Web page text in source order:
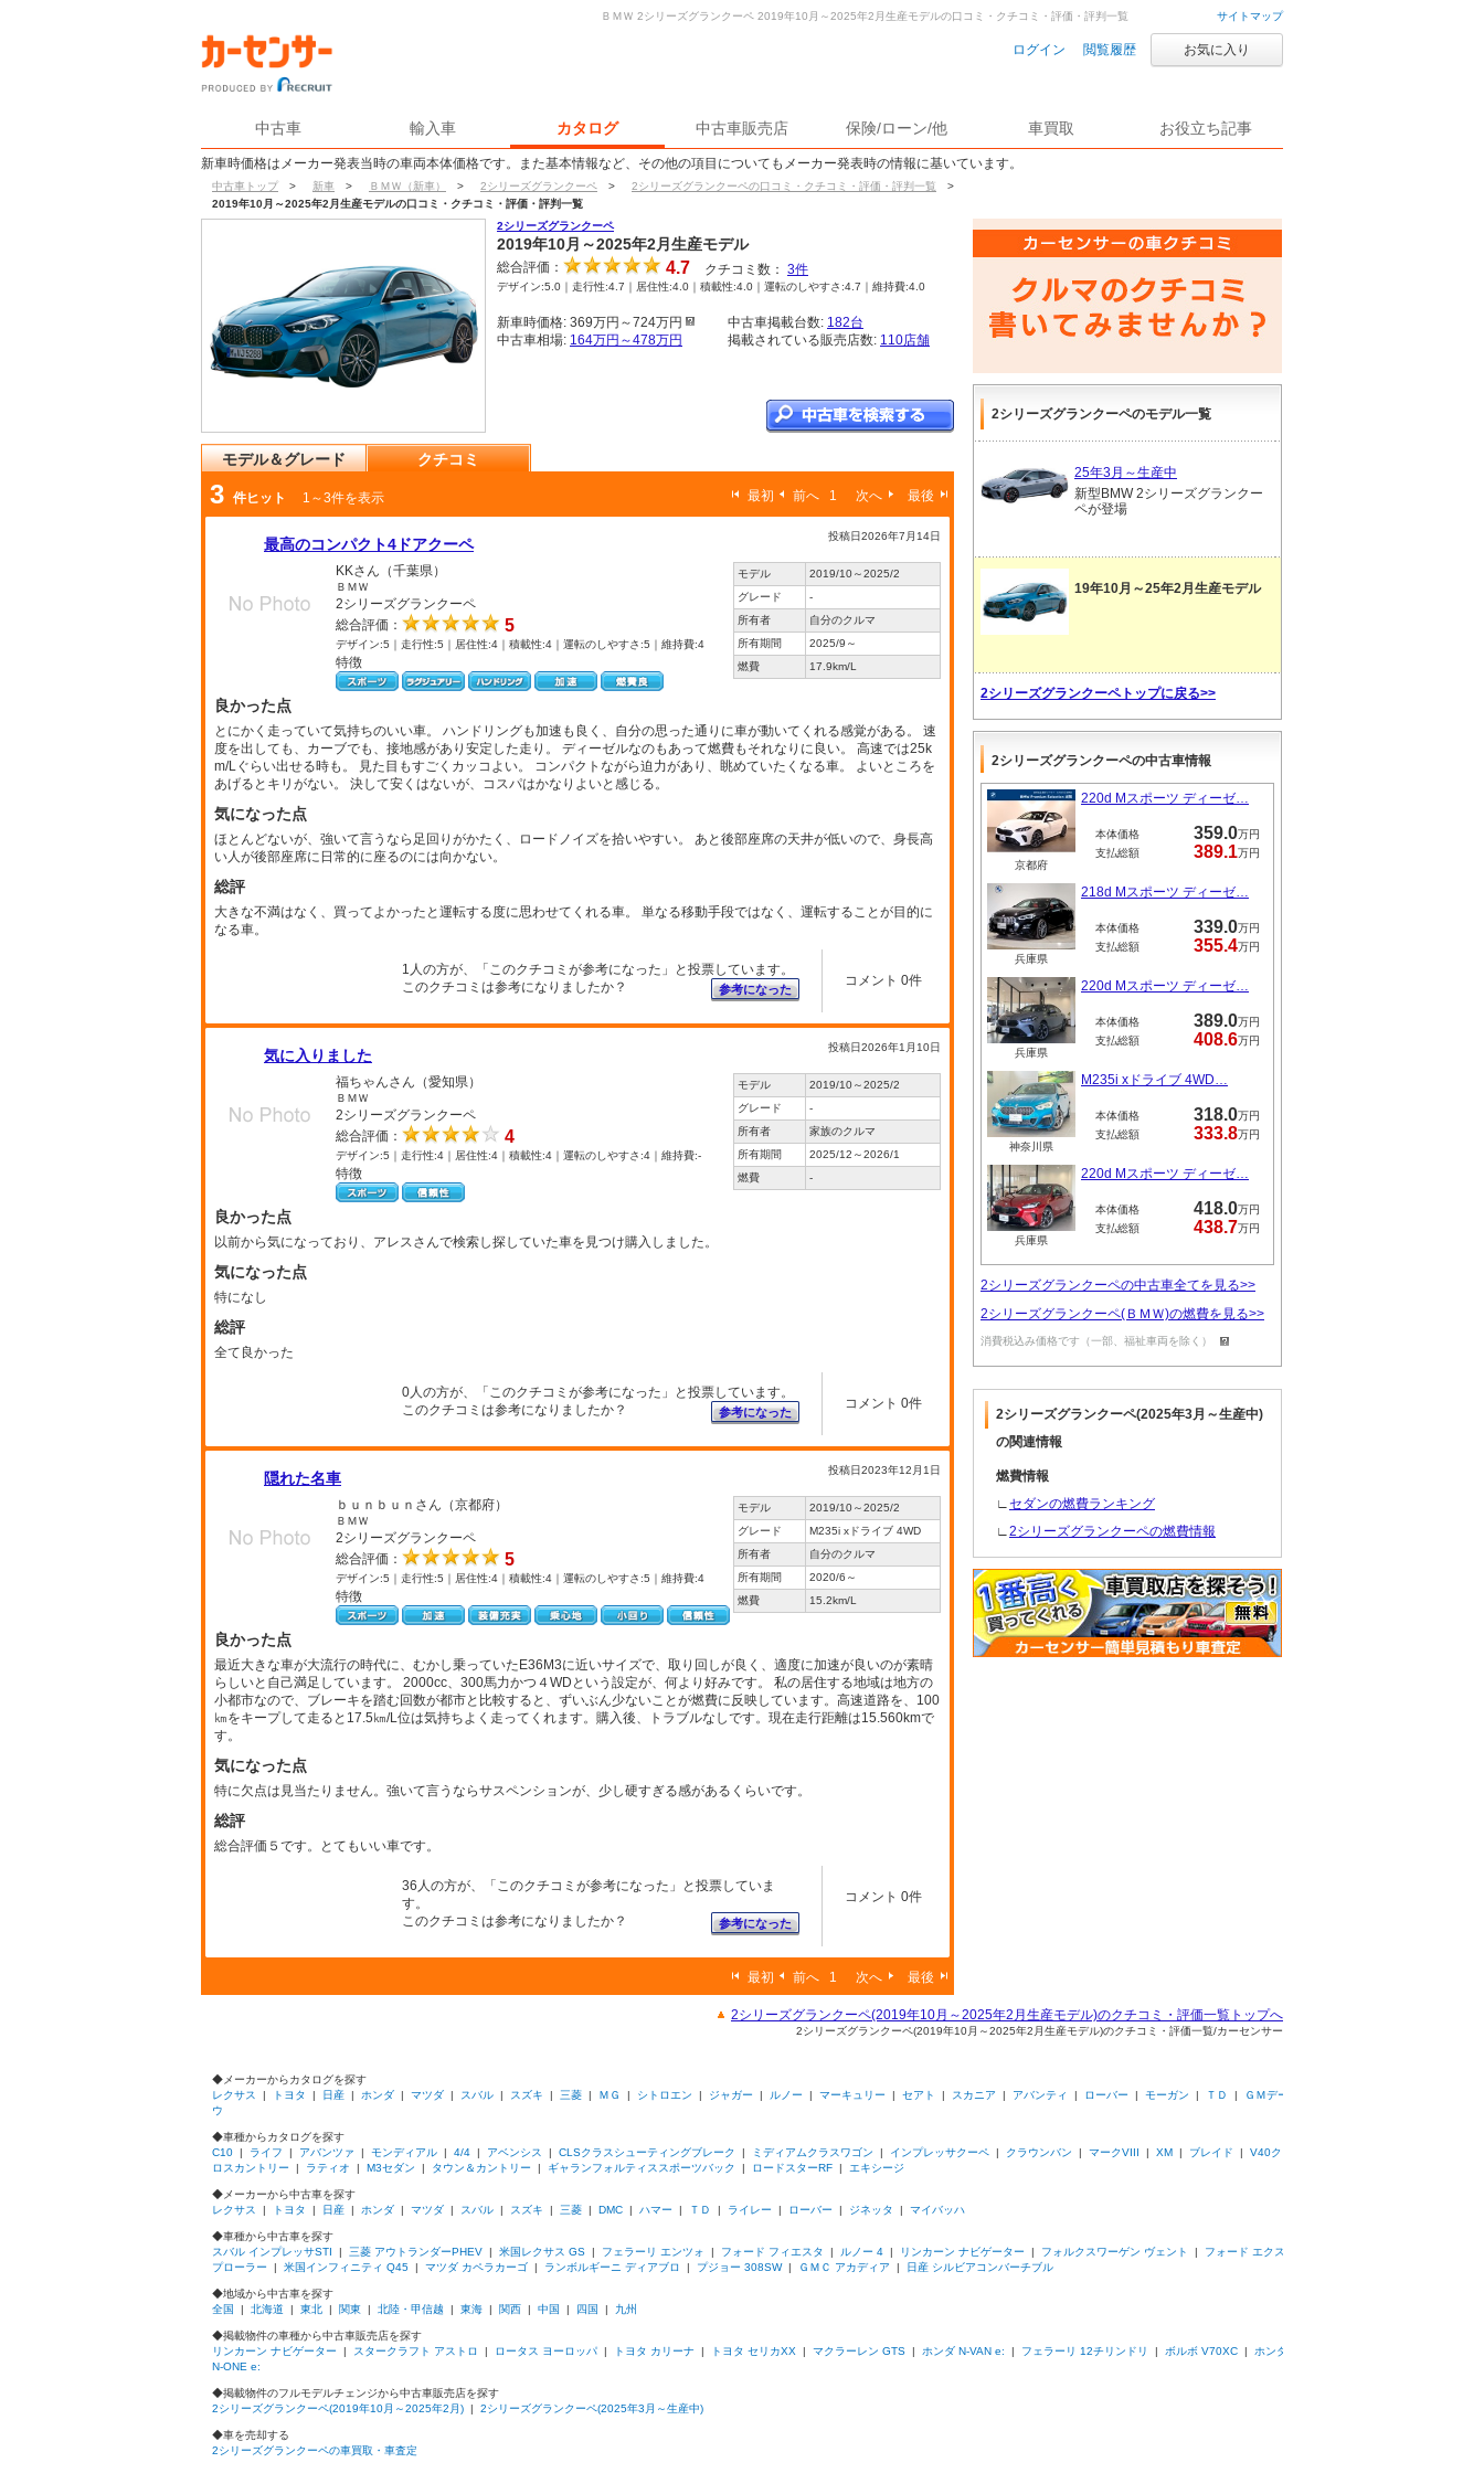
サイトマップ
ログイン 閲覧履歴 お気に入り
中古車 輸入車 カタログ 中古車販売店 保険/ローン/他 車買取 お役立ち記事
新車時価格はメーカー発表当時の車両本体価格です。また基本情報など、その他の項目についてもメーカー発表時の情報に基いています。
中古車トップ > 新車 > ＢＭＷ（新車） > 2シリーズグランクーペ > 2シリーズグランクーペの口コミ・クチコミ・評価・評判一覧
>
2019年10月～2025年2月生産モデルの口コミ・クチコミ・評価・評判一覧
ＢＭＷ 2シリーズグランクーペ 2019年10月～2025年2月生産モデルの口コミ・クチコミ・評価・評判一覧
2シリーズグランクーペ
2019年10月～2025年2月生産モデル
総合評価： 4.7 クチコミ数： 3件
デザイン:5.0｜走行性:4.7｜居住性:4.0｜積載性:4.0｜運転のしやすさ:4.7｜維持費:4.0
新車時価格: 369万円～724万円
中古車相場: 164万円～478万円
中古車掲載台数: 182台
掲載されている販売店数: 110店舗
モデル＆グレード クチコミ
3 件ヒット 1～3件を表示 最初 前へ 1 次へ 最後
最高のコンパクト4ドアクーペ 投稿日2026年7月14日
KKさん（千葉県）
ＢＭＷ
2シリーズグランクーペ
総合評価：
5
デザイン:5｜走行性:5｜居住性:4｜積載性:4｜運転のしやすさ:5｜維持費:4
特徴
モデル
2019/10～2025/2
グレード
-
所有者
自分のクルマ
所有期間
2025/9～
燃費
17.9km/L
良かった点
とにかく走っていて気持ちのいい車。 ハンドリングも加速も良く、自分の思った通りに車が動いてくれる感覚がある。 速
度を出しても、カーブでも、接地感があり安定した走り。 ディーゼルなのもあって燃費もそれなりに良い。 高速では25k
m/Lぐらい出せる時も。 見た目もすごくカッコよい。 コンパクトながら迫力があり、眺めていたくなる車。 よいところを
あげるとキリがない。 決して安くはないが、コスパはかなりよいと感じる。
気になった点
ほとんどないが、強いて言うなら足回りがかたく、ロードノイズを拾いやすい。 あと後部座席の天井が低いので、身長高
い人が後部座席に日常的に座るのには向かない。
総評
大きな不満はなく、買ってよかったと運転する度に思わせてくれる車。 単なる移動手段ではなく、運転することが目的に
なる車。
1人の方が、「このクチコミが参考になった」と投票しています。
このクチコミは参考になりましたか？
参考になった
コメント 0件
気に入りました 投稿日2026年1月10日
福ちゃんさん（愛知県）
ＢＭＷ
2シリーズグランクーペ
総合評価：
4
デザイン:5｜走行性:4｜居住性:4｜積載性:4｜運転のしやすさ:4｜維持費:-
特徴
モデル
2019/10～2025/2
グレード
-
所有者
家族のクルマ
所有期間
2025/12～2026/1
燃費
-
良かった点
以前から気になっており、アレスさんで検索し探していた車を見つけ購入しました。
気になった点
特になし
総評
全て良かった
0人の方が、「このクチコミが参考になった」と投票しています。
このクチコミは参考になりましたか？
参考になった
コメント 0件
隠れた名車 投稿日2023年12月1日
ｂｕｎｂｕｎさん（京都府）
ＢＭＷ
2シリーズグランクーペ
総合評価：
5
デザイン:5｜走行性:5｜居住性:4｜積載性:4｜運転のしやすさ:5｜維持費:4
特徴
モデル
2019/10～2025/2
グレード
M235i xドライブ 4WD
所有者
自分のクルマ
所有期間
2020/6～
燃費
15.2km/L
良かった点
最近大きな車が大流行の時代に、むかし乗っていたE36M3に近いサイズで、取り回しが良く、適度に加速が良いのが素晴
らしいと自己満足しています。 2000cc、300馬力かつ４WDという設定が、何より好みです。 私の居住する地域は地方の
小都市なので、ブレーキを踏む回数が都市と比較すると、ずいぶん少ないことが燃費に反映しています。高速道路を、100
㎞をキープして走ると17.5㎞/L位は気持ちよく走ってくれます。購入後、トラブルなしです。現在走行距離は15.560kmで
す。
気になった点
特に欠点は見当たりません。強いて言うならサスペンションが、少し硬すぎる感があるくらいです。
総評
総合評価５です。とてもいい車です。
36人の方が、「このクチコミが参考になった」と投票していま
す。
このクチコミは参考になりましたか？
参考になった
コメント 0件
最初 前へ 1 次へ 最後
2シリーズグランクーペのモデル一覧
25年3月～生産中
新型BMW 2シリーズグランクー
ペが登場
19年10月～25年2月生産モデル
2シリーズグランクーペトップに戻る>>
2シリーズグランクーペの中古車情報
220d Mスポーツ ディーゼ…
本体価格 359.0万円
支払総額
389.1万円
京都府
218d Mスポーツ ディーゼ…
本体価格 339.0万円
支払総額
355.4万円
兵庫県
220d Mスポーツ ディーゼ…
本体価格 389.0万円
支払総額
408.6万円
兵庫県
M235i xドライブ 4WD…
本体価格 318.0万円
支払総額
333.8万円
神奈川県
220d Mスポーツ ディーゼ…
本体価格 418.0万円
支払総額
438.7万円
兵庫県
2シリーズグランクーペの中古車全てを見る>>
2シリーズグランクーペ(ＢＭＷ)の燃費を見る>>
消費税込み価格です（一部、福祉車両を除く）
2シリーズグランクーペ(2025年3月～生産中)
の関連情報
燃費情報
∟セダンの燃費ランキング
∟2シリーズグランクーペの燃費情報
2シリーズグランクーペ(2019年10月～2025年2月生産モデル)のクチコミ・評価一覧トップへ
2シリーズグランクーペ(2019年10月～2025年2月生産モデル)のクチコミ・評価一覧/カーセンサー
◆メーカーからカタログを探す
レクサス
| トヨタ | 日産 | ホンダ | マツダ | スバル | スズキ | 三菱 | ＭＧ | シトロエン | ジャガー | ルノー | マーキュリー | セアト | スカニア | アバンティ | ローバー | モーガン | ＴＤ |
ＧＭデー
ウ
◆車種からカタログを探す
C10 | ライフ | アバンツァ | モンディアル | 4/4 | アベンシス | CLSクラスシューティングブレーク | ミディアムクラスワゴン | インプレッサクーペ | クラウンバン | マークVIII | XM | ブレイド | V40ク
ロスカントリー | ラティオ | M3セダン | タウン＆カントリー | ギャランフォルティススポーツバック | ロードスターRF | エキシージ
◆メーカーから中古車を探す
レクサス
| トヨタ | 日産 | ホンダ | マツダ | スバル | スズキ | 三菱 | DMC | ハマー | ＴＤ | ライレー | ローバー | ジネッタ | マイバッハ
◆車種から中古車を探す
スバル インプレッサSTI | 三菱 アウトランダーPHEV | 米国レクサス GS | フェラーリ エンツォ | フォード フィエスタ | ルノー 4 | リンカーン ナビゲーター | フォルクスワーゲン ヴェント | フォード エクス
プローラー | 米国インフィニティ Q45 | マツダ カペラカーゴ | ランボルギーニ ディアブロ | プジョー 308SW| ＧＭＣ アカディア | 日産 シルビアコンバーチブル
◆地域から中古車を探す
全国
| 北海道 | 東北 | 関東 | 北陸・甲信越 | 東海 | 関西 | 中国 | 四国 | 九州
◆掲載物件の車種から中古車販売店を探す
リンカーン ナビゲーター | スタークラフト アストロ | ロータス ヨーロッパ | トヨタ カリーナ | トヨタ セリカXX | マクラーレン GTS | ホンダ N-VAN e: | フェラーリ 12チリンドリ | ボルボ V70XC | ホンダ
N-ONE e:
◆掲載物件のフルモデルチェンジから中古車販売店を探す
2シリーズグランクーペ(2019年10月～2025年2月) | 2シリーズグランクーペ(2025年3月～生産中)
◆車を売却する
2シリーズグランクーペの車買取・車査定